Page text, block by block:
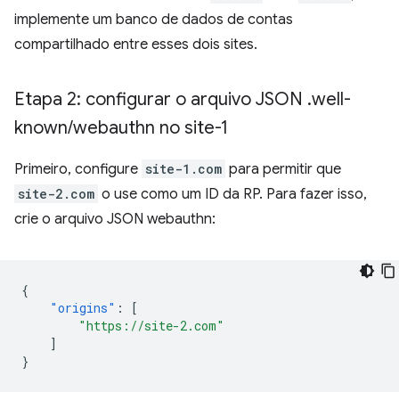
implemente um banco de dados de contas
compartilhado entre esses dois sites.
Etapa 2: configurar o arquivo JSON .well-
known/webauthn no site-1
Primeiro, configure site-1.com para permitir que
site-2.com o use como um ID da RP. Para fazer isso,
crie o arquivo JSON webauthn:
{
"origins" :
[
"https://site-2.com"
]
}